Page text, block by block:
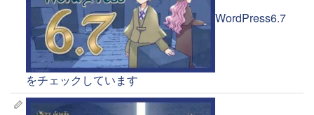
WordPress6.7
をチェックしています